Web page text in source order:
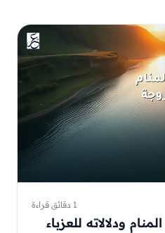
1 دقائق قراءة
ودلالاته للعزباء